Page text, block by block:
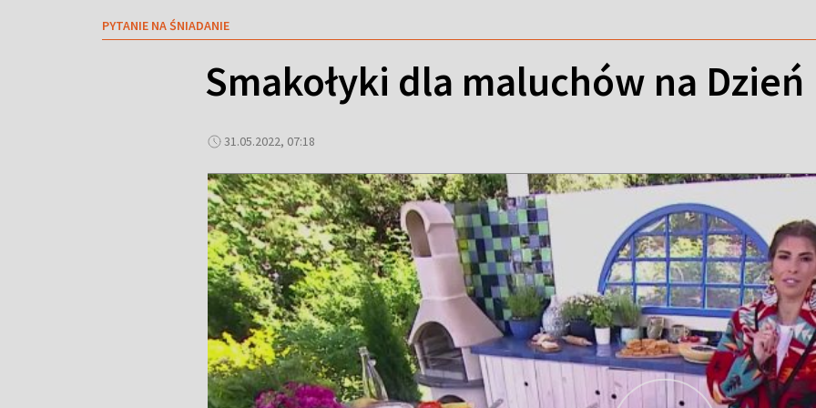
PYTANIE NA ŚNIADANIE
Smakołyki dla maluchów na Dzień
31.05.2022, 07:18